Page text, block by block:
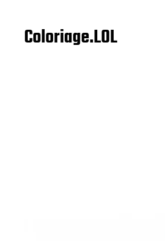
Coloriage.LOL